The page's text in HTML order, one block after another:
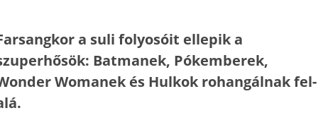
a suli folyosóit ellepik a
Batmanek, Pókemberek,
Womanek és Hulkok rohangálnak fel-